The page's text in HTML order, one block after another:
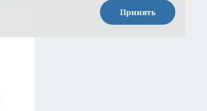
Принять